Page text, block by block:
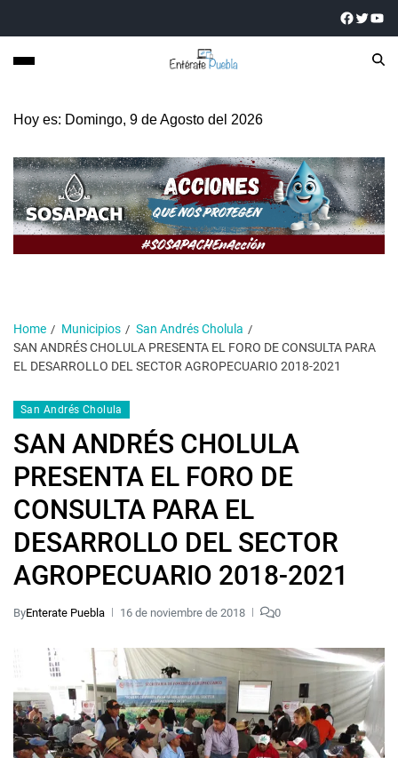
Hoy es: Domingo, 9 de Agosto del 2026
Home Municipios
San Andrés Cholula
SAN ANDRÉS CHOLULA PRESENTA EL FORO DE CONSULTA PARA
EL DESARROLLO DEL SECTOR AGROPECUARIO 2018-2021
San Andrés Cholula
SAN ANDRÉS CHOLULA
PRESENTA EL FORO DE
CONSULTA PARA EL
DESARROLLO DEL SECTOR
AGROPECUARIO 2018-2021
ByEnterate Puebla 16 de noviembre de 2018 0